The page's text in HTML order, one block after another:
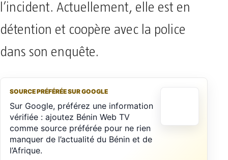
l’incident. Actuellement, elle est en
détention et coopère avec la police
dans son enquête.
SOURCE PRÉFÉRÉE SUR GOOGLE
Sur Google, préférez une information
vérifiée : ajoutez Bénin Web TV
comme source préférée pour ne rien
manquer de l’actualité du Bénin et de
l’Afrique.